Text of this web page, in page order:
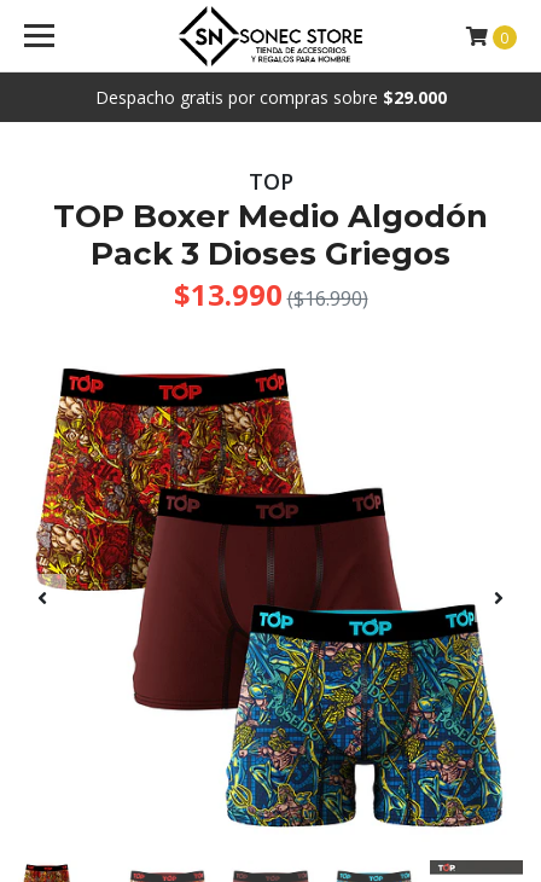
Despacho gratis por compras sobre $29.000
0
TOP
TOP Boxer Medio Algodón
Pack 3 Dioses Griegos
$13.990 ($16.990)